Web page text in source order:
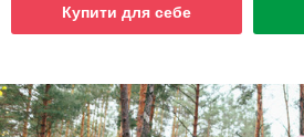
Купити для себе